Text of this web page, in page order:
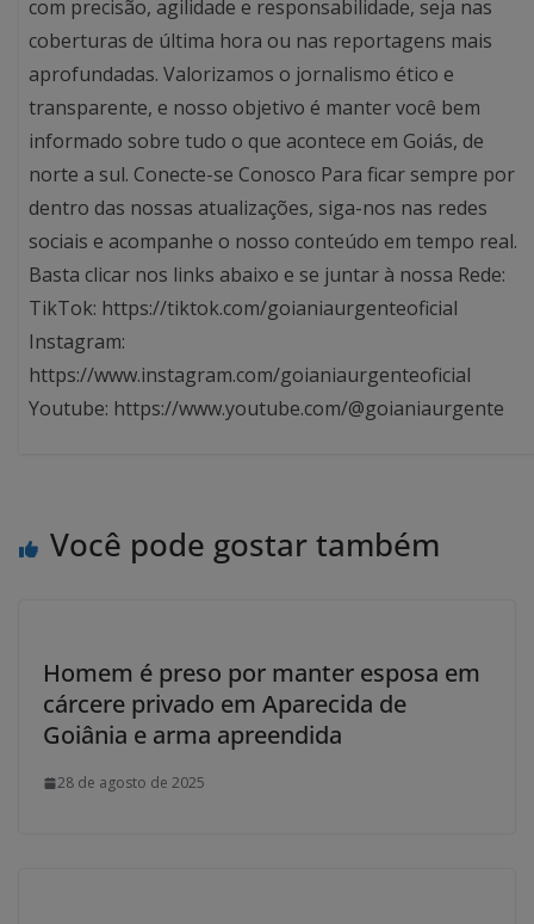
com precisão, agilidade e responsabilidade, seja nas
coberturas de última hora ou nas reportagens mais
aprofundadas. Valorizamos o jornalismo ético e
transparente, e nosso objetivo é manter você bem
informado sobre tudo o que acontece em Goiás, de
norte a sul. Conecte-se Conosco Para ficar sempre por
dentro das nossas atualizações, siga-nos nas redes
sociais e acompanhe o nosso conteúdo em tempo real.
Basta clicar nos links abaixo e se juntar à nossa Rede:
TikTok: https://tiktok.com/goianiaurgenteoficial
Instagram:
https://www.instagram.com/goianiaurgenteoficial
Youtube: https://www.youtube.com/@goianiaurgente
Você pode gostar também
Homem é preso por manter esposa em
cárcere privado em Aparecida de
Goiânia e arma apreendida
28 de agosto de 2025